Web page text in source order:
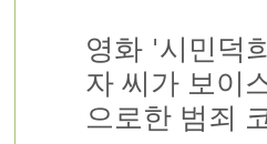
영화 '시민덕
자 씨가 보이
으로한 범죄